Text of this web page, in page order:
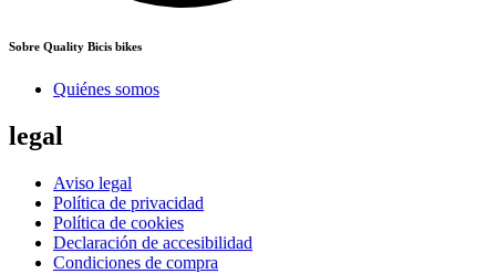
Sobre Quality Bicis bikes
Quiénes somos
legal
Aviso legal
Política de privacidad
Política de cookies
Declaración de accesibilidad
Condiciones de compra